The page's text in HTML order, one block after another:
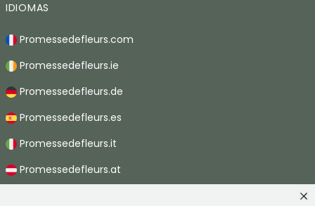
IDIOMAS
Promessedefleurs.com
Promessedefleurs.ie
Promessedefleurs.de
Promessedefleurs.es
Promessedefleurs.it
Promessedefleurs.at